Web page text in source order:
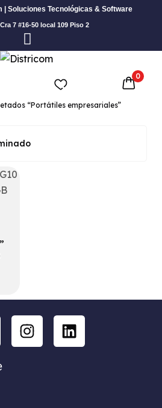
| Soluciones Tecnológicas & Software
7 #16-50 local 109 Piso 2
0
“Portátiles empresariales”